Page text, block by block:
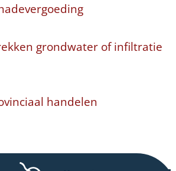
grondwater of infiltratie
handelen